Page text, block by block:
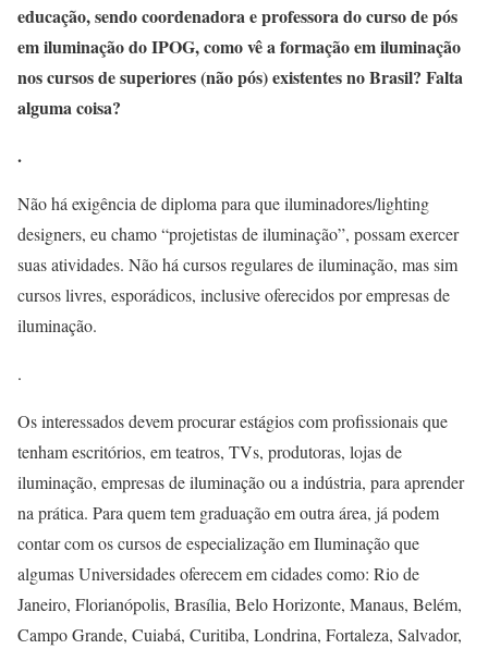
educação, sendo coordenadora e professora do curso de pós
em iluminação do IPOG, como vê a formação em iluminação
nos cursos de superiores (não pós) existentes no Brasil? Falta
alguma coisa?
.
Não há exigência de diploma para que iluminadores/lighting
designers, eu chamo “projetistas de iluminação”, possam exercer
suas atividades. Não há cursos regulares de iluminação, mas sim
cursos livres, esporádicos, inclusive oferecidos por empresas de
iluminação.
.
Os interessados devem procurar estágios com profissionais que
tenham escritórios, em teatros, TVs, produtoras, lojas de
iluminação, empresas de iluminação ou a indústria, para aprender
na prática. Para quem tem graduação em outra área, já podem
contar com os cursos de especialização em Iluminação que
algumas Universidades oferecem em cidades como: Rio de
Janeiro, Florianópolis, Brasília, Belo Horizonte, Manaus, Belém,
Campo Grande, Cuiabá, Curitiba, Londrina, Fortaleza, Salvador,